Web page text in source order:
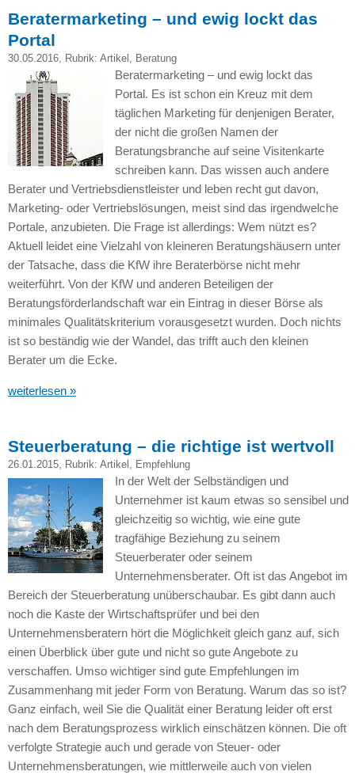
Beratermarketing – und ewig lockt das
Portal
30.05.2016, Rubrik: Artikel Beratung
Beratermarketing – und ewig lockt das
Portal. Es ist schon ein Kreuz mit dem
täglichen Marketing für denjenigen Berater,
der nicht die großen Namen der
Beratungsbranche auf seine Visitenkarte
schreiben kann. Das wissen auch andere
Berater und Vertriebsdienstleister und leben recht gut davon,
Marketing- oder Vertriebslösungen, meist sind das irgendwelche
Portale, anzubieten. Die Frage ist allerdings: Wem nützt es?
Aktuell leidet eine Vielzahl von kleineren Beratungshäusern unter
der Tatsache, dass die KfW ihre Beraterbörse nicht mehr
weiterführt. Von der KfW und anderen Beteiligen der
Beratungsförderlandschaft war ein Eintrag in dieser Börse als
minimales Qualitätskriterium vorausgesetzt wurden. Doch nichts
ist so beständig wie der Wandel, das trifft auch den kleinen
Berater um die Ecke.
weiterlesen »
Steuerberatung – die richtige ist wertvoll
26.01.2015, Rubrik: Artikel , Empfehlung
In der Welt der Selbständigen und
Unternehmer ist kaum etwas so sensibel und
gleichzeitig so wichtig, wie eine gute
tragfähige Beziehung zu seinem
Steuerberater oder seinem
Unternehmensberater. Oft ist das Angebot im
Bereich der Steuerberatung unüberschaubar. Es gibt dann auch
noch die Kaste der Wirtschaftsprüfer und bei den
Unternehmensberatern hört die Möglichkeit gleich ganz auf, sich
einen Überblick über gute und nicht so gute Angebote zu
verschaffen. Umso wichtiger sind gute Empfehlungen im
Zusammenhang mit jeder Form von Beratung. Warum das so ist?
Ganz einfach, weil Sie die Qualität einer Beratung leider oft erst
nach dem Beratungsprozess wirklich einschätzen können. Die oft
verfolgte Strategie auch und gerade von Steuer- oder
Unternehmensberatungen, wie mittlerweile auch von vielen